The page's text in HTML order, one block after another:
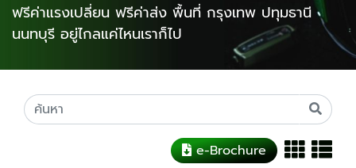
ฟรีค่าแรงเปลี่ยน ฟรีค่าส่ง พื้นที่ กรุงเทพ ปทุมธานี
นนทบุรี อยู่ไกลแค่ไหนเราก็ไป
e-Brochure